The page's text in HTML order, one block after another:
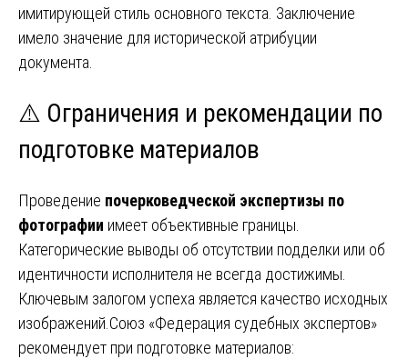
имитирующей стиль основного текста. Заключение
имело значение для исторической атрибуции
документа.
⚠️ Ограничения и рекомендации по
подготовке материалов
Проведение почерковедческой экспертизы по
фотографии имеет объективные границы.
Категорические выводы об отсутствии подделки или об
идентичности исполнителя не всегда достижимы.
Ключевым залогом успеха является качество исходных
изображений.Союз «Федерация судебных экспертов»
рекомендует при подготовке материалов: